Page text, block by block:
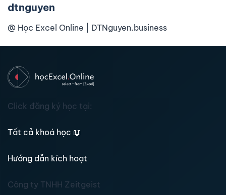
dtnguyen
@ Học Excel Online | DTNguyen.business
Click đăng ký học tại:
Tất cả khoá học 📖
Hướng dẫn kích hoạt
Công ty TNHH Zeitgeist